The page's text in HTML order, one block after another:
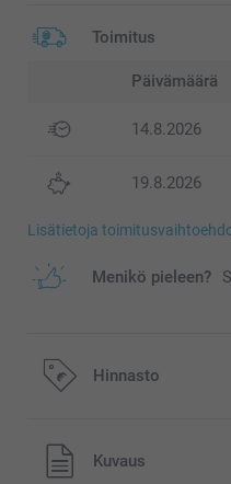
Toimitus
Päivämäärä
14.8.2026
19.8.2026
Lisätietoja
Menikö pieleen?
Hinnasto
Kaikki hinnat ovat euroina,
eivät sisällä postikuluja.
Kuvaus